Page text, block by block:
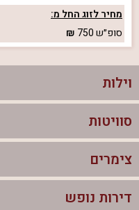
מחיר לזוג החל מ:
סופ״ש750
וילות
וילות בצפון
וילות להשכרה
סוויטות
סוויטות בצפון
צימרים לזוגות עם בריכה פרטית
צימרים
צימרים בצפון
דירות נופש